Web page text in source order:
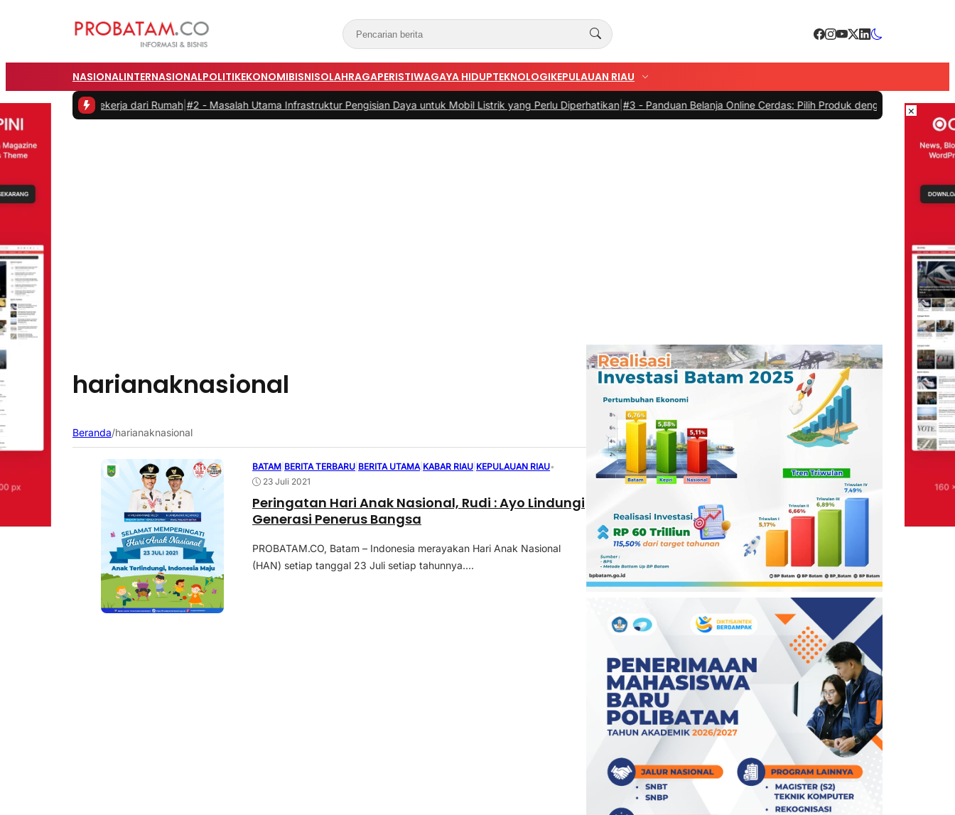
NASIONALINTERNASIONALPOLITIKEKONOMIBISNISOLAHRAGAPERISTIWAGAYA HIDUPTEKNOLOGIKEPULAUAN RIAU
saat Bekerja dari Rumah |#2 -Masalah Utama Infrastruktur Pengisian Daya untuk Mobil Listrik yang Perlu Diperhatikan|#3 -Panduan Belanja Online Cerdas: Pilih Produk dengan Bijak dan Hindari
harianaknasional
Beranda/harianaknasional
BATAM BERITA TERBARU BERITA UTAMA KABAR RIAU KEPULAUAN RIAU•
23 Juli 2021
Peringatan Hari Anak Nasional, Rudi : Ayo Lindungi
Generasi Penerus Bangsa
PROBATAM.CO, Batam – Indonesia merayakan Hari Anak Nasional
(HAN) setiap tanggal 23 Juli setiap tahunnya....
×